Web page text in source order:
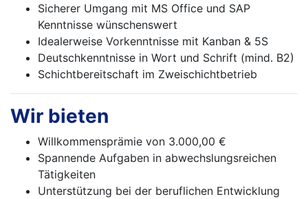
Sicherer Umgang mit MS Office und SAP
Kenntnisse wünschenswert
Idealerweise Vorkenntnisse mit Kanban & 5S
Deutschkenntnisse in Wort und Schrift (mind. B2)
Schichtbereitschaft im Zweischichtbetrieb
Wir bieten
Willkommensprämie von 3.000,00 €
Spannende Aufgaben in abwechslungsreichen
Tätigkeiten
Unterstützung bei der beruflichen Entwicklung